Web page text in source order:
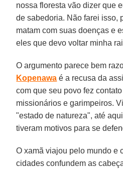
nossa floresta vão dizer que
de sabedoria. Não farei isso,
matam com suas doenças e
eles que devo voltar minha
O argumento parece bem
Kopenawa é a recusa da
com que seu povo fez
missionários e garimpeiros.
"estado de natureza", até
tiveram motivos para se
O xamã viajou pelo mundo e
cidades confundem as